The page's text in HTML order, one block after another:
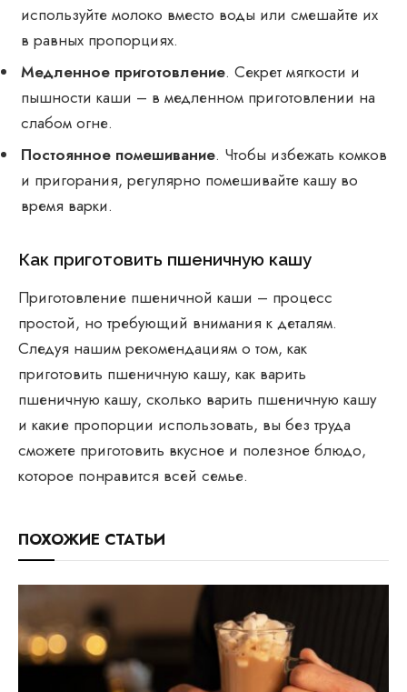
используйте молоко вместо воды или смешайте их
в равных пропорциях.
Медленное приготовление. Секрет мягкости и
пышности каши – в медленном приготовлении на
слабом огне.
Постоянное помешивание. Чтобы избежать комков
и пригорания, регулярно помешивайте кашу во
время варки.
Как приготовить пшеничную кашу
Приготовление пшеничной каши – процесс
простой, но требующий внимания к деталям.
Следуя нашим рекомендациям о том, как
приготовить пшеничную кашу, как варить
пшеничную кашу, сколько варить пшеничную кашу
и какие пропорции использовать, вы без труда
сможете приготовить вкусное и полезное блюдо,
которое понравится всей семье.
ПОХОЖИЕ СТАТЬИ